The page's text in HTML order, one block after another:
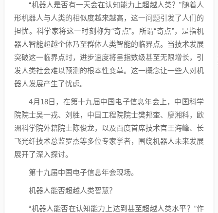
“机器人是否有一天会在认知能力上超越人类？”随着人
形机器人与人类的相似度越来越高，这一问题引发了人们的
担忧。科学家将这一时刻称为“奇点”。所谓“奇点”，是指机
器人智能超越个体乃至群体人类智能的临界点。当技术发展
突破这一临界点时，进步速度将呈指数级甚至无限增长，引
发人类社会难以预测的根本性变革。这一概念让一些人对机
器人发展产生了忧虑。
4月18日，在第十九届中国电子信息年会上，中国科学
院院士吴一戎、刘胜，中国工程院院士樊邦奎、廖湘科，欧
洲科学院外籍院士陈俊龙，以及百度首席技术官王海峰、长
飞光纤技术总监罗杰等多位专家学者，围绕机器人未来发展
展开了深入探讨。
第十九届中国电子信息年会现场。
机器人能否超越人类智慧？
“机器人能否在认知能力上达到甚至超越人类水平？”作